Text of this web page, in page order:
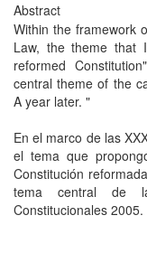
Abstract
Within the framework
Law, the theme that
reformed
central theme of the
A year later. "
En el marco de las
el tema que
Constitución
tema central de
Constitucionales